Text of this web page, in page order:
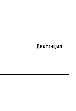
Дистанция